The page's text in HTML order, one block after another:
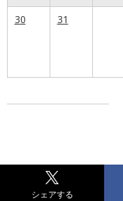
30 31
シェアする